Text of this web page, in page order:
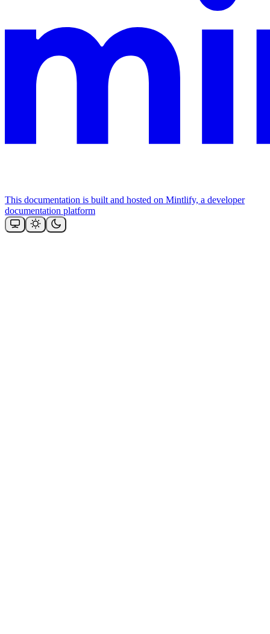
This documentation is built and hosted on Mintlify, a developer
documentation platform